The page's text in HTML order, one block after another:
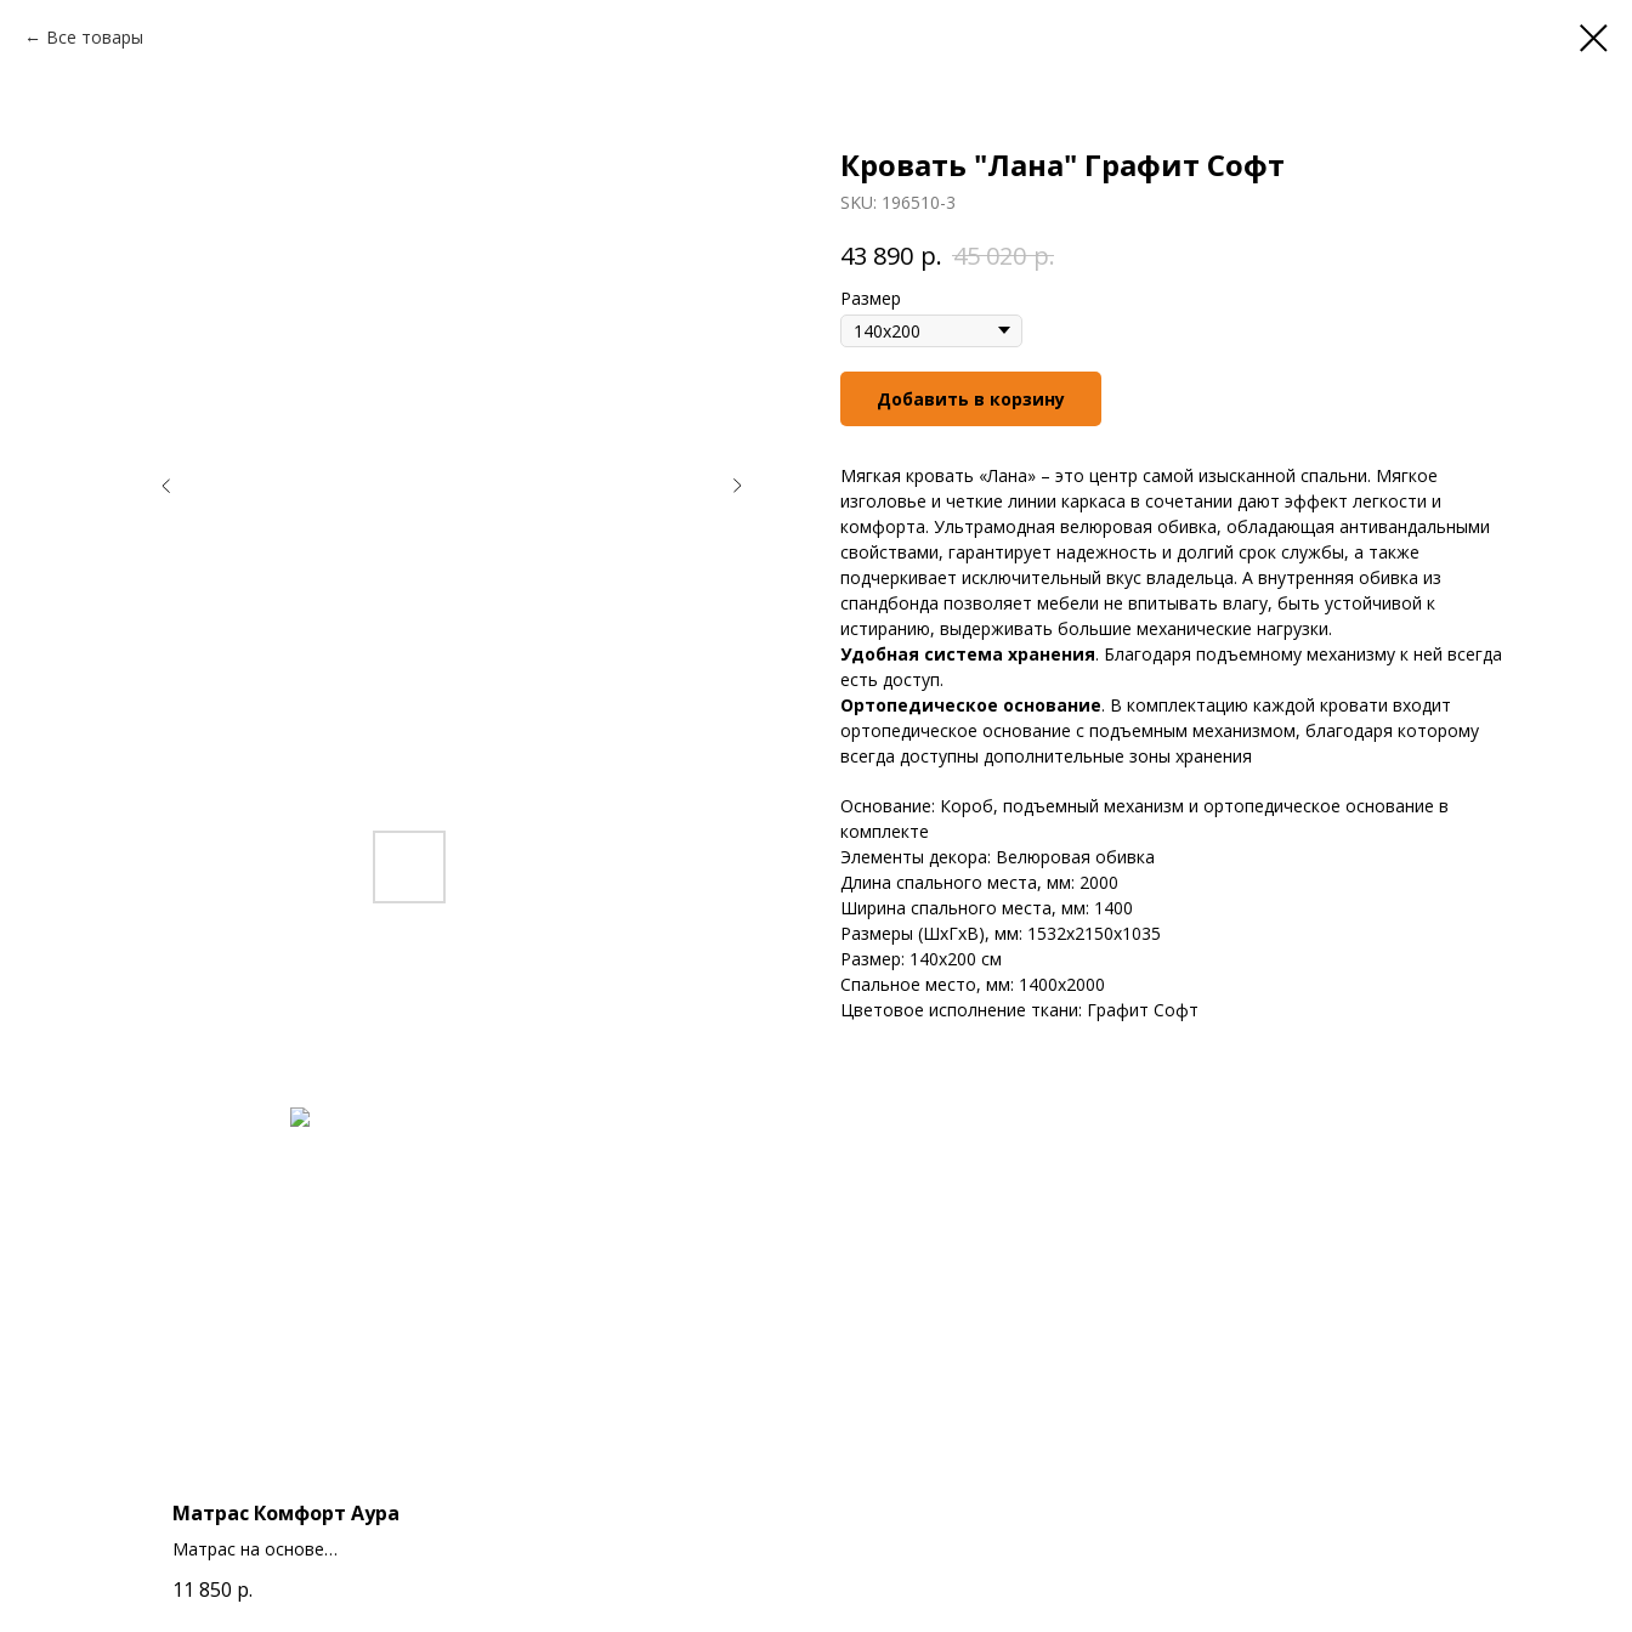
Все товары
Кровать "Лана" Графит Софт
SKU: 196510-3
43 890 р. 45 020 р.
Размер
Добавить в корзину
Мягкая кровать «Лана» – это центр самой изысканной спальни. Мягкое
изголовье и четкие линии каркаса в сочетании дают эффект легкости и
комфорта. Ультрамодная велюровая обивка, обладающая антивандальными
свойствами, гарантирует надежность и долгий срок службы, а также
подчеркивает исключительный вкус владельца. А внутренняя обивка из
спандбонда позволяет мебели не впитывать влагу, быть устойчивой к
истиранию, выдерживать большие механические нагрузки.
Удобная система хранения. Благодаря подъемному механизму к ней всегда
есть доступ.
Ортопедическое основание. В комплектацию каждой кровати входит
ортопедическое основание с подъемным механизмом, благодаря которому
всегда доступны дополнительные зоны хранения
Основание: Короб, подъемный механизм и ортопедическое основание в
комплекте
Элементы декора: Велюровая обивка
Длина спального места, мм: 2000
Ширина спального места, мм: 1400
Размеры (ШхГхВ), мм: 1532х2150х1035
Размер: 140х200 см
Спальное место, мм: 1400х2000
Цветовое исполнение ткани: Графит Софт
Матрас Комфорт Аура
Матрас на основе
качестве изолирующего слоя
11 850 р.